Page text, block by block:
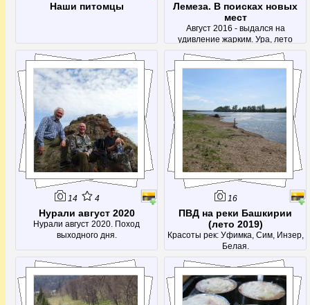
Наши питомцы
Лемеза. В поисках новых
мест
Август 2016 - выдался на
удивление жарким. Ура, лето
продолжается!
14 4
Нурали август 2020
Нурали август 2020. Поход
выходного дня.
16
ПВД на реки Башкирии
(лето 2019)
Красоты рек: Уфимка, Сим, Инзер,
Белая.